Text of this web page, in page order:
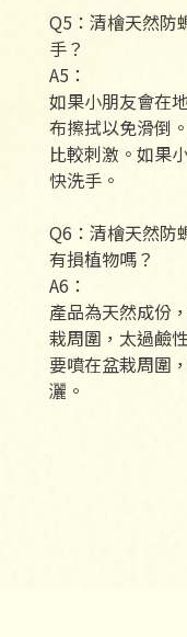
Q5：清檜天然防
手？
A5：
如果小朋友會在
布擦拭以免滑倒
比較刺激。如果
快洗手。
Q6：清檜天然防
有損植物嗎？
A6：
產品為天然成份
栽周圍，太過鹼
要噴在盆栽周圍
灑。